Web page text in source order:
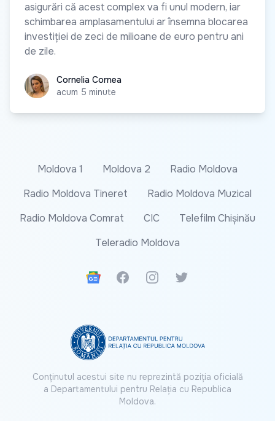
asigurări că acest complex va fi unul modern, iar
schimbarea amplasamentului ar însemna blocarea
investiției de zeci de milioane de euro pentru ani
de zile.
Cornelia Cornea
Cornelia Cornea
acum 5 minute
Moldova 1 Moldova 2
Radio Moldova
Radio Moldova Tineret
Radio Moldova Muzical
Radio Moldova Comrat
CIC
Telefilm Chișinău
Teleradio Moldova
Google News
FacebookInstagramTwitter
Conținutul acestui site nu reprezintă poziția oficială
a Departamentului pentru Relația cu Republica
Moldova.